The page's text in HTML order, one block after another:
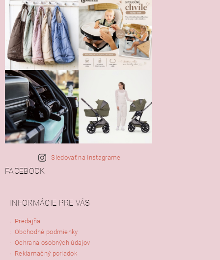
Sledovať na Instagrame
FACEBOOK
INFORMÁCIE PRE VÁS
Predajňa
Obchodné podmienky
Ochrana osobných údajov
Reklamačný poriadok